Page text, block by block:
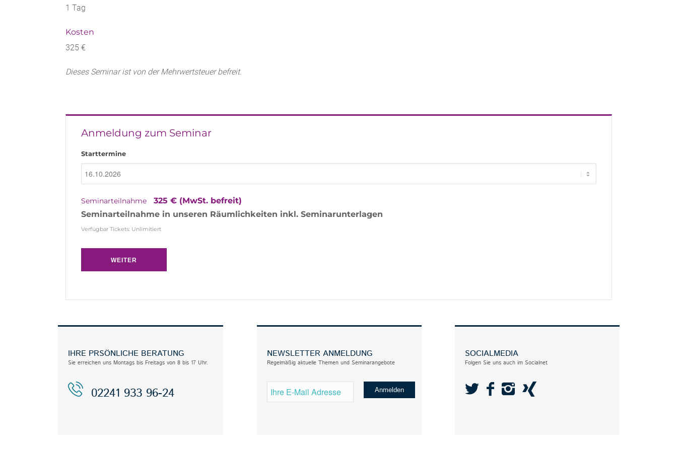
1 Tag
Kosten
325 €
Dieses Seminar ist von der Mehrwertsteuer befreit.
Anmeldung zum Seminar
Starttermine
Seminarteilnahme
325 € (MwSt. befreit)
Seminarteilnahme in unseren Räumlichkeiten inkl. Seminarunterlagen
Verfügbar Tickets: Unlimitiert
WEITER
IHRE PRSÖNLICHE BERATUNG
Sie erreichen uns Montags bis Freitags von 8 bis 17 Uhr.
02241 933 96-24
NEWSLETTER ANMELDUNG
Regelmäßig aktuelle Themen und Seminarangebote
SOCIALMEDIA
Folgen Sie uns auch im Socialnet